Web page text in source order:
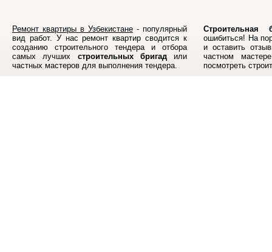
Ремонт квартиры в Узбекистане - популярный
вид работ. У нас ремонт квартир сводится к
созданию строительного тендера и отбора
самых лучших строительных бригадили
частных мастеров для выполнения тендера.
Строительная
ошибиться! На
и оставить
частном
посмотреть